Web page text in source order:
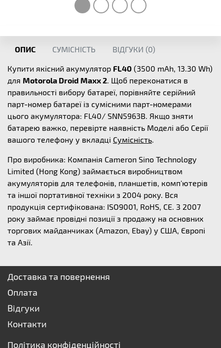
ОПИС СУМІСНІСТЬ ВІДГУКИ (0)
Купити якісний акумулятор FL40 (3500 mAh, 13.30 Wh)
для Motorola Droid Maxx 2. Щоб переконатися в
правильності вибору батареї, порівняйте серійний
парт-номер батареї із сумісними парт-номерами
цього акумулятора: FL40/ SNN5963B. Якщо зняти
батарею важко, перевірте наявність Моделі або Серії
вашого телефону у вкладці Сумісність.
Про виробника: Компанія Cameron Sino Technology
Limited (Hong Kong) займається виробництвом
акумуляторів для телефонів, планшетів, комп'ютерів
та іншої портативної техніки з 2004 року. Вся
продукція сертифікована: ISO9001, RoHS, CE. З 2007
року займає провідні позиції з продажу на основних
торгових майданчиках (Amazon, Ebay) у США, Європі
та Азії.
Доставка та повернення
Оплата
Відгуки
Контакти
Політика конфіденційності